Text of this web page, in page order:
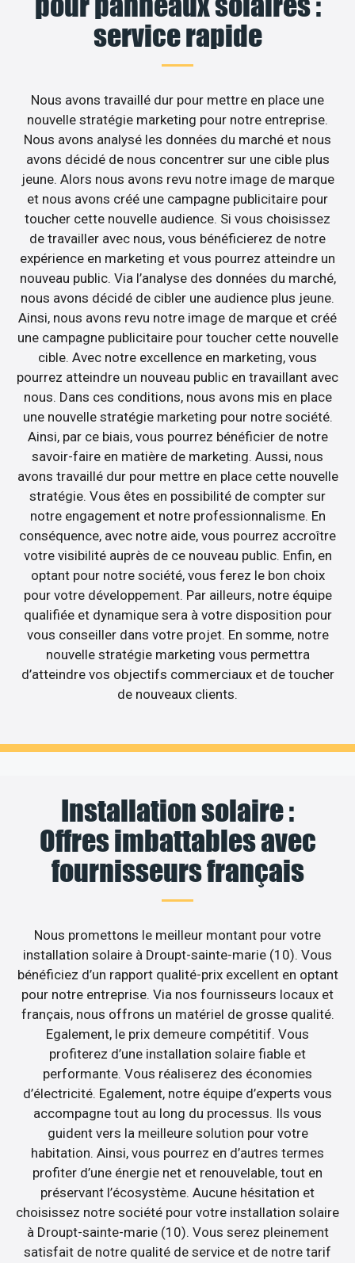
service rapide
Nous avons travaillé dur pour mettre en place une
nouvelle stratégie marketing pour notre entreprise.
Nous avons analysé les données du marché et nous
avons décidé de nous concentrer sur une cible plus
jeune. Alors nous avons revu notre image de marque
et nous avons créé une campagne publicitaire pour
toucher cette nouvelle audience. Si vous choisissez
de travailler avec nous, vous bénéficierez de notre
expérience en marketing et vous pourrez atteindre un
nouveau public. Via l’analyse des données du marché,
nous avons décidé de cibler une audience plus jeune.
Ainsi, nous avons revu notre image de marque et créé
une campagne publicitaire pour toucher cette nouvelle
cible. Avec notre excellence en marketing, vous
pourrez atteindre un nouveau public en travaillant avec
nous. Dans ces conditions, nous avons mis en place
une nouvelle stratégie marketing pour notre société.
Ainsi, par ce biais, vous pourrez bénéficier de notre
savoir-faire en matière de marketing. Aussi, nous
avons travaillé dur pour mettre en place cette nouvelle
stratégie. Vous êtes en possibilité de compter sur
notre engagement et notre professionnalisme. En
conséquence, avec notre aide, vous pourrez accroître
votre visibilité auprès de ce nouveau public. Enfin, en
optant pour notre société, vous ferez le bon choix
pour votre développement. Par ailleurs, notre équipe
qualifiée et dynamique sera à votre disposition pour
vous conseiller dans votre projet. En somme, notre
nouvelle stratégie marketing vous permettra
d’atteindre vos objectifs commerciaux et de toucher
de nouveaux clients.
Installation solaire :
Offres imbattables avec
fournisseurs français
Nous promettons le meilleur montant pour votre
installation solaire à Droupt-sainte-marie (10). Vous
bénéficiez d’un rapport qualité-prix excellent en optant
pour notre entreprise. Via nos fournisseurs locaux et
français, nous offrons un matériel de grosse qualité.
Egalement, le prix demeure compétitif. Vous
profiterez d’une installation solaire fiable et
performante. Vous réaliserez des économies
d’électricité. Egalement, notre équipe d’experts vous
accompagne tout au long du processus. Ils vous
guident vers la meilleure solution pour votre
habitation. Ainsi, vous pourrez en d’autres termes
profiter d’une énergie net et renouvelable, tout en
préservant l’écosystème. Aucune hésitation et
choisissez notre société pour votre installation solaire
à Droupt-sainte-marie (10). Vous serez pleinement
satisfait de notre qualité de service et de notre tarif